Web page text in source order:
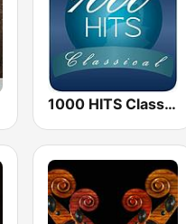
1000 HITS Classical Music